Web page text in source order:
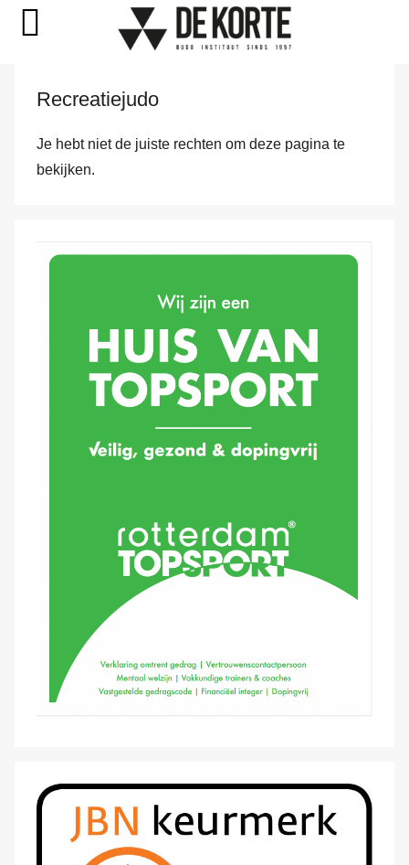
springen
Recreatiejudo
Je hebt niet de juiste rechten om deze pagina te
bekijken.